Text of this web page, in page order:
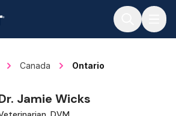
Canada Ontario
Jamie Wicks